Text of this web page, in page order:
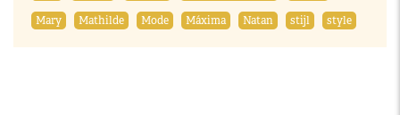
Mary
Mathilde Mode Máxima Natan stijl style